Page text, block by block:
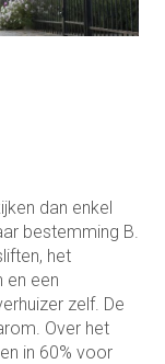
dan enkel
bestemming B.
het
en een
zelf. De
Over het
in 60% voor